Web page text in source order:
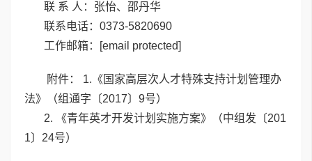
联 系 人：张怡、邵丹华
联系电话：0373-5820690
工作邮箱：
[email protected]
附件： 1.《国家高层次人才特殊支持计划管理办
法》（组通字〔2017〕9号）
2. 《青年英才开发计划实施方案》（中组发〔201
1〕24号）